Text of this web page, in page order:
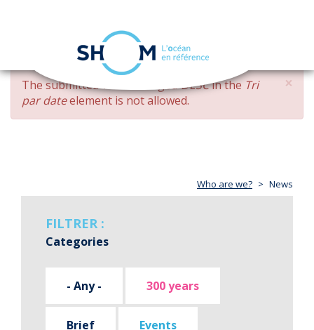
Skip
main
content
navigation
×
ERROR
MESSAGE
The submitted value changed DESCin the Tri
par dateelement is not allowed.
Who are we? News
FILTRER :
Categories
- Any - 300 years
Brief Events